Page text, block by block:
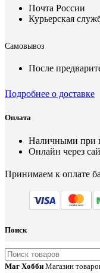
Почта России
Курьерская
Самовывоз
После
Подробнее о доставке
Оплата
Наличными при
Онлайн через
Принимаем к оплате
Поиск
Маг Хобби Магазин